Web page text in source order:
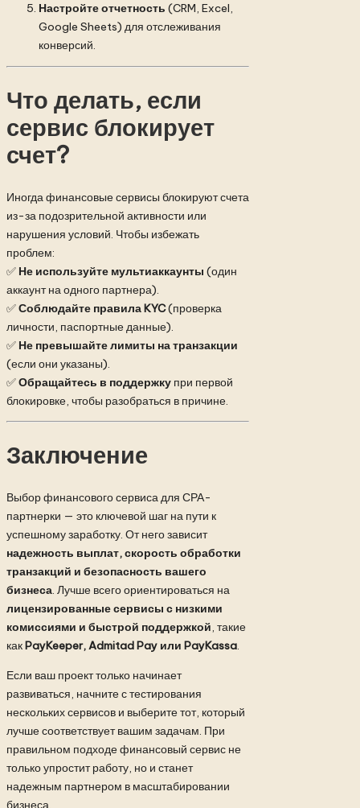
Настройте отчетность (CRM, Excel,
Google Sheets) для отслеживания
конверсий.
Что делать, если
сервис блокирует
счет?
Иногда финансовые сервисы блокируют счета
из-за подозрительной активности или
нарушения условий. Чтобы избежать
проблем:
✅ Не используйте мультиаккаунты (один
аккаунт на одного партнера).
✅Соблюдайте правила KYC(проверка
личности, паспортные данные).
✅ Не превышайте лимиты на транзакции
(если они указаны).
✅Обращайтесь в поддержку при первой
блокировке, чтобы разобраться в причине.
Заключение
Выбор финансового сервиса для СРА-
партнерки — это ключевой шаг на пути к
успешному заработку. От него зависит
надежность выплат, скорость обработки
транзакций и безопасность вашего
бизнеса. Лучше всего ориентироваться на
лицензированные сервисы с низкими
комиссиями и быстрой поддержкой, такие
какPayKeeper, Admitad Pay или PayKassa.
Если ваш проект только начинает
развиваться, начните с тестирования
нескольких сервисов и выберите тот, который
лучше соответствует вашим задачам. При
правильном подходе финансовый сервис не
только упростит работу, но и станет
надежным партнером в масштабировании
бизнеса.